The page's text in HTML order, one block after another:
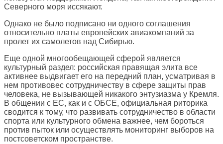
Северного моря иссякают.
Однако не было подписано ни одного соглашения
относительно платы европейских авиакомпаний за
пролет их самолетов над Сибирью.
Еще одной многообещающей сферой является
культурный раздел: российская правящая элита все
активнее выдвигает его на передний план, усматривая в
нем противовес сотрудничеству в сфере защиты прав
человека, не вызывающей никакого энтузиазма у Кремля.
В общении с ЕС, как и с ОБСЕ, официальная риторика
сводится к тому, что развивать сотрудничество в области
спорта или культурного обмена важнее, чем бороться
против пыток или осуществлять мониторинг выборов на
постсоветском пространстве.